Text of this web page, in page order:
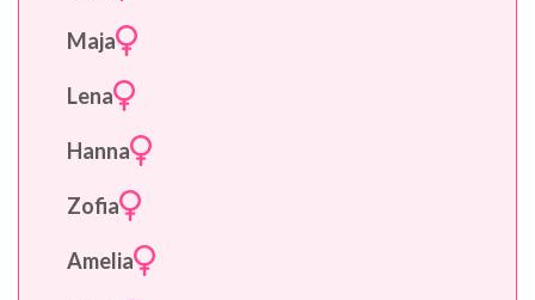
Maja
Lena
Hanna
Zofia
Amelia